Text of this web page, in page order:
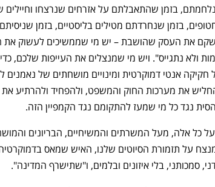
נגד כל מי שמעז להתקומם נגד הקמפיין הזה.
סמכותני, בלי איזונים ובלמים, ו"שתישרף המדינה".